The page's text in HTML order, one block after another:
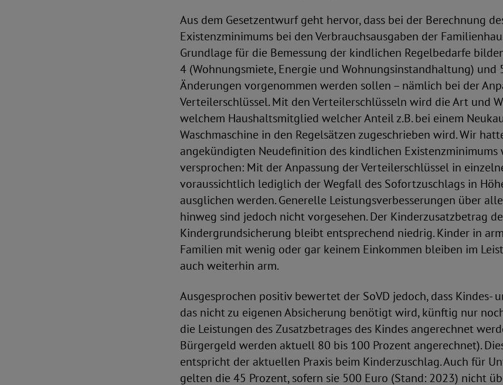
Aus dem Gesetzentwurf geht hervor, dass bei der Berechnung
Existenzminimums bei den Verbrauchsausgaben der
Grundlage für die Bemessung der kindlichen Regelbedarfe
4 (Wohnungsmiete, Energie und Wohnungsinstandhaltung) und
Änderungen vorgenommen werden sollen – nämlich bei der
Verteilerschlüssel. Mit den Verteilerschlüsseln wird die Art und
welchem Haushaltsmitglied welcher Anteil z.B. bei einem
Waschmaschine in den Regelsätzen zugeschrieben wird. Wir
angekündigten Neudefinition des kindlichen Existenzminimums
versprochen: Mit der Anpassung der Verteilerschlüssel in
voraussichtlich lediglich der Wegfall des Sofortzuschlags in
ausglichen werden. Generelle Leistungsverbesserungen über
hinweg sind jedoch nicht vorgesehen. Der Kinderzusatzbetrag
Kindergrundsicherung bleibt entsprechend niedrig. Kinder in
Familien mit wenig oder gar keinem Einkommen bleiben im
auch weiterhin arm.
Ausgesprochen positiv bewertet der SoVD jedoch, dass Kindes-
das nicht zu eigenen Absicherung benötigt wird, künftig nur
die Leistungen des Zusatzbetrages des Kindes angerechnet
Bürgergeld werden aktuell 80 bis 100 Prozent angerechnet).
entspricht der aktuellen Praxis beim Kinderzuschlag. Auch für
gelten die 45 Prozent, sofern sie 500 Euro (Stand: 2023) nicht